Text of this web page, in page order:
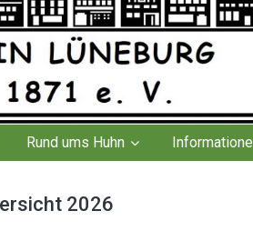
Rund ums Huhn
2026